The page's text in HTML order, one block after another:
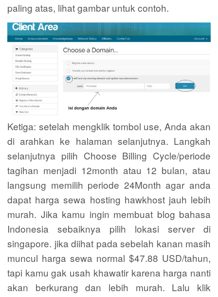
paling atas, lihat gambar untuk contoh.
Ketiga: setelah mengklik tombol use, Anda akan
di arahkan ke halaman selanjutnya. Langkah
selanjutnya pilih Choose Billing Cycle/periode
tagihan menjadi 12month atau 12 bulan, atau
langsung memilih periode 24Month agar anda
dapat harga sewa hosting hawkhost jauh lebih
murah. Jika kamu ingin membuat blog bahasa
Indonesia sebaiknya pilih lokasi server di
singapore. jika diihat pada sebelah kanan masih
muncul harga sewa normal $47.88 USD/tahun,
tapi kamu gak usah khawatir karena harga nanti
akan berkurang dan lebih murah. Lalu klik